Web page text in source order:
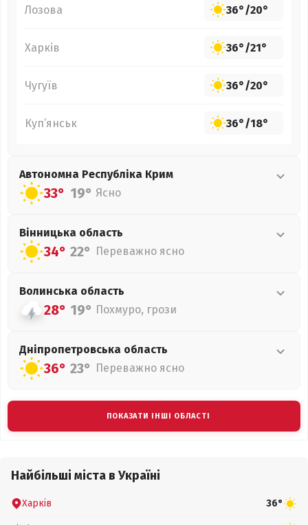
Лозова 36°/20°
Харків 36°/21°
Чугуїв 36°/20°
Куп’янськ 36°/18°
Автономна Республіка Крим
33° 19° Ясно
Вінницька область
34° 22° Переважно ясно
Волинська область
28° 19° Похмуро, грози
Дніпропетровська область
36° 23° Переважно ясно
ПОКАЗАТИ ІНШІ ОБЛАСТІ
Найбільші міста в Україні
Харків 36°